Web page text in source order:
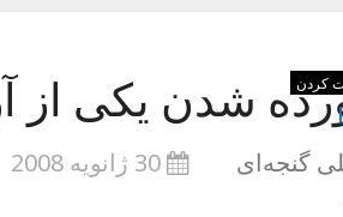
شدن یکی از
گنجه‌ای 30 ژانویه 2008